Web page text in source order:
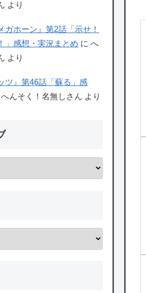
より
ガホーン』第2話「示せ！
」感想・実況まとめ に へ
より
ツ』第46話「蘇る」感
へんそく！名無しさん より